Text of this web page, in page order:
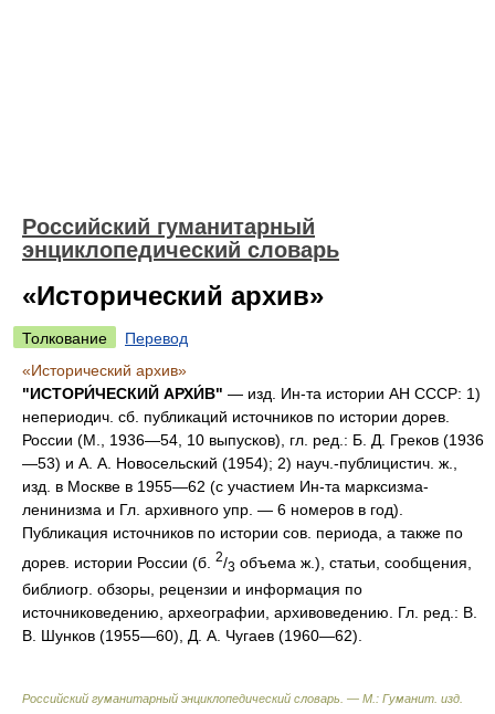
Российский гуманитарный
энциклопедический словарь
«Исторический архив»
Толкование
Перевод
«Исторический архив»
"ИСТОРИ́ЧЕСКИЙ АРХИ́В" — изд. Ин-та истории АН СССР: 1)
непериодич. сб. публикаций источников по истории дорев.
России (М., 1936—54, 10 выпусков), гл. ред.: Б. Д. Греков (1936
—53) и А. А. Новосельский (1954); 2) науч.-публицистич. ж.,
изд. в Москве в 1955—62 (с участием Ин-та марксизма-
ленинизма и Гл. архивного упр. — 6 номеров в год).
Публикация источников по истории сов. периода, а также по
дорев. истории России (б.
2/3 объема ж.), статьи, сообщения,
библиогр. обзоры, рецензии и информация по
источниковедению, археографии, архивоведению. Гл. ред.: В.
В. Шунков (1955—60), Д. А. Чугаев (1960—62).
Российский гуманитарный энциклопедический словарь. — М.: Гуманит. изд.